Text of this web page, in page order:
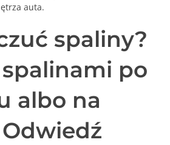
auta.
spaliny?
po
albo na
Udostępniając
zachowania
odwiedzania naszej
strony, zwiększasz